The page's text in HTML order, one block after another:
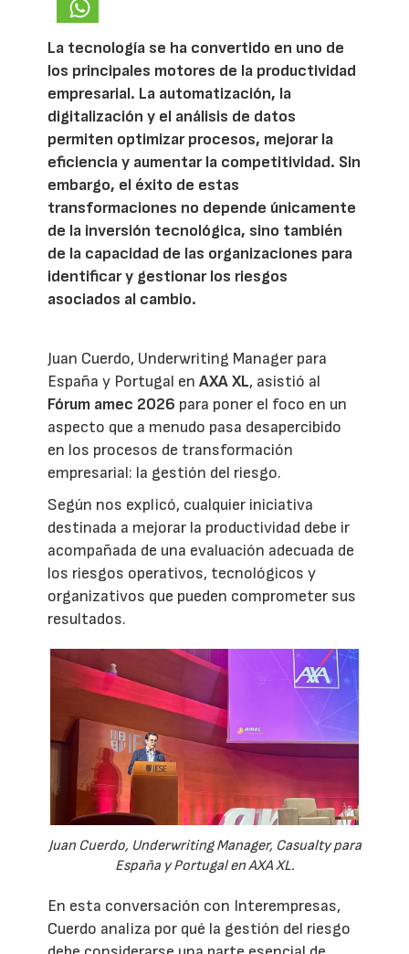
La tecnología se ha convertido en uno de
los principales motores de la productividad
empresarial. La automatización, la
digitalización y el análisis de datos
permiten optimizar procesos, mejorar la
eficiencia y aumentar la competitividad. Sin
embargo, el éxito de estas
transformaciones no depende únicamente
de la inversión tecnológica, sino también
de la capacidad de las organizaciones para
identificar y gestionar los riesgos
asociados al cambio.
Juan Cuerdo, Underwriting Manager para
España y Portugal enAXA XL, asistió al
Fórum amec 2026 para poner el foco en un
aspecto que a menudo pasa desapercibido
en los procesos de transformación
empresarial: la gestión del riesgo.
Según nos explicó, cualquier iniciativa
destinada a mejorar la productividad debe ir
acompañada de una evaluación adecuada de
los riesgos operativos, tecnológicos y
organizativos que pueden comprometer sus
resultados.
Juan Cuerdo, Underwriting Manager, Casualty para
España y Portugal en AXA XL.
En esta conversación con Interempresas,
Cuerdo analiza por qué la gestión del riesgo